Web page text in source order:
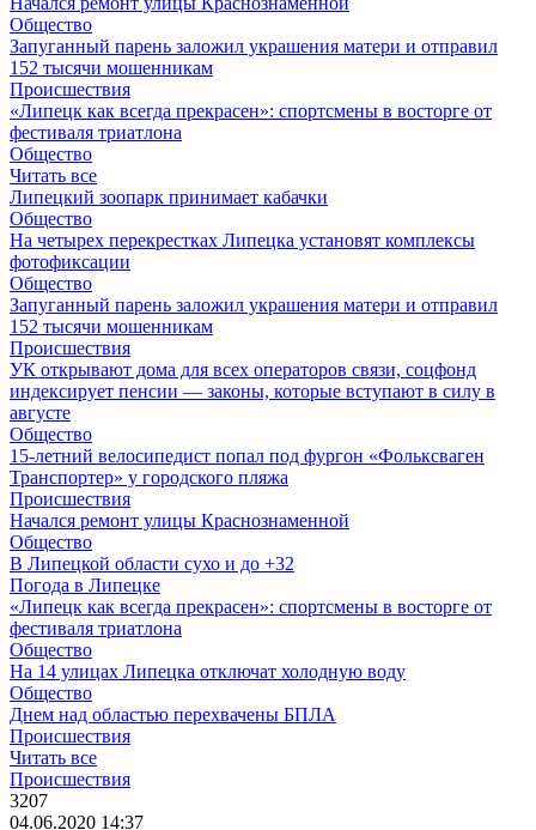
Общество
Запуганный парень заложил украшения матери и отправил
152 тысячи мошенникам
Происшествия
«Липецк как всегда прекрасен»: спортсмены в восторге от
фестиваля триатлона
Общество
Читать все
Липецкий зоопарк принимает кабачки
Общество
На четырех перекрестках Липецка установят комплексы
фотофиксации
Общество
Запуганный парень заложил украшения матери и отправил
152 тысячи мошенникам
Происшествия
УК открывают дома для всех операторов связи, соцфонд
индексирует пенсии — законы, которые вступают в силу в
августе
Общество
15-летний велосипедист попал под фургон «Фольксваген
Транспортер» у городского пляжа
Происшествия
Начался ремонт улицы Краснознаменной
Общество
В Липецкой области сухо и до +32
Погода в Липецке
«Липецк как всегда прекрасен»: спортсмены в восторге от
фестиваля триатлона
Общество
На 14 улицах Липецка отключат холодную воду
Общество
Днем над областью перехвачены БПЛА
Происшествия
Читать все
Происшествия
3207
04.06.2020 14:37